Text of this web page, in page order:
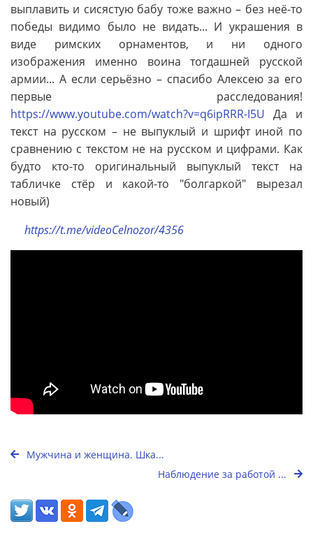
выплавить и сисястую бабу тоже важно – без неё-то
победы видимо было не видать... И украшения в
виде римских орнаментов, и ни одного
изображения именно воина тогдашней русской
армии... А если серьёзно – спасибо Алексею за его
первые расследования!
https://www.youtube.com/watch?v=q6ipRRR-I5U Да и
текст на русском – не выпуклый и шрифт иной по
сравнению с текстом не на русском и цифрами. Как
будто кто-то оригинальный выпуклый текст на
табличке стёр и какой-то "болгаркой" вырезал
новый)
https://t.me/videoCelnozor/4356
Мужчина и женщина. Шка...
Наблюдение за работой ...